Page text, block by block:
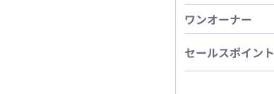
ワンオーナー
セールスポイント